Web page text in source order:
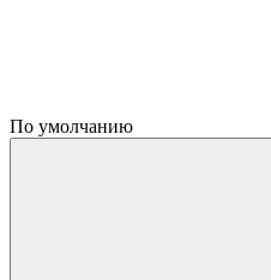
По умолчанию